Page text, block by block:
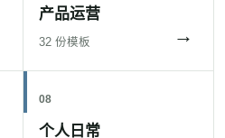
产品运营
32 份模板 →
08
个人日常